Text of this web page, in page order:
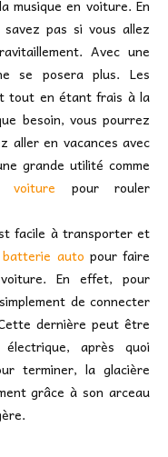
musique en voiture. En
pas si vous allez
Avec une
se posera plus. Les
tout en étant frais à la
besoin, vous pourrez
aller en vacances avec
grande utilité comme
pour rouler
facile à transporter et
auto pour faire
En effet, pour
de connecter
dernière peut être
après quoi
terminer, la glacière
grâce à son arceau